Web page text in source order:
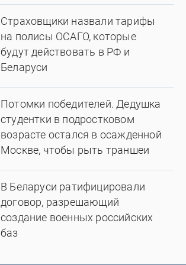
Страховщики назвали тарифы
на полисы ОСАГО, которые
будут действовать в РФ и
Беларуси
Потомки победителей. Дедушка
студентки в подростковом
возрасте остался в осажденной
Москве, чтобы рыть траншеи
В Беларуси ратифицировали
договор, разрешающий
создание военных российских
баз